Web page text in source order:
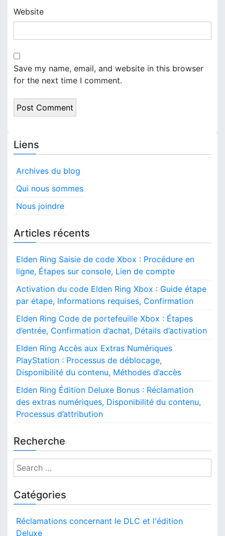
Website
Save my name, email, and website in this browser
for the next time I comment.
Liens
Archives du blog
Qui nous sommes
Nous joindre
Articles récents
Elden Ring Saisie de code Xbox : Procédure en
ligne, Étapes sur console, Lien de compte
Activation du code Elden Ring Xbox : Guide étape
par étape, Informations requises, Confirmation
Elden Ring Code de portefeuille Xbox : Étapes
d’entrée, Confirmation d’achat, Détails d’activation
Elden Ring Accès aux Extras Numériques
PlayStation : Processus de déblocage,
Disponibilité du contenu, Méthodes d’accès
Elden Ring Édition Deluxe Bonus : Réclamation
des extras numériques, Disponibilité du contenu,
Processus d’attribution
Recherche
S
e
r
h
Catégories
Réclamations concernant le DLC et l'édition
Deluxe